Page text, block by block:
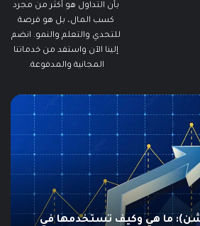
بأن التداول هو أكثر من مجرد
كسب المال، بل هو فرصة
للتحدي والتعلم والنمو. انضم
إلينا الآن واستفد من خدماتنا
المجانية والمدفوعة.